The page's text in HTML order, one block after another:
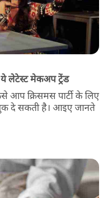
ये लेटेस्ट मेकअप ट्रेंड
क्रिसमस पार्टी के लिए
दे सकती है। आइए जानते